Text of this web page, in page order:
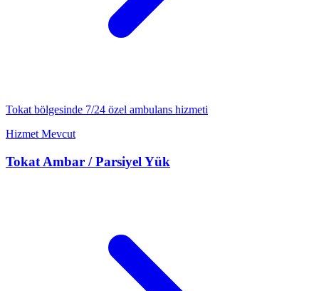
Tokat bölgesinde 7/24 özel ambulans hizmeti
Hizmet Mevcut
Tokat Ambar / Parsiyel Yük